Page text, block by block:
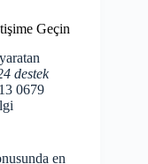
Geçin
destek
0679
en